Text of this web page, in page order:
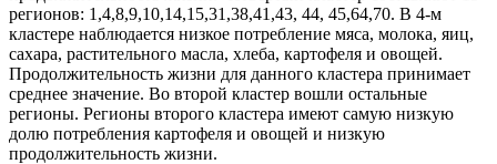
регионов: 1,4,8,9,10,14,15,31,38,41,43, 44, 45,64,70. В 4-м
кластере наблюдается низкое потребление мяса, молока, яиц,
сахара, растительного масла, хлеба, картофеля и овощей.
Продолжительность жизни для данного кластера принимает
среднее значение. Во второй кластер вошли остальные
регионы. Регионы второго кластера имеют самую низкую
долю потребления картофеля и овощей и низкую
продолжительность жизни.